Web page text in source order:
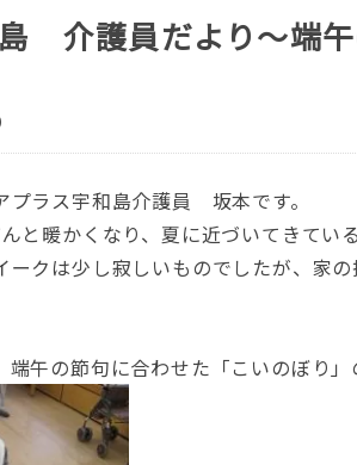
介護員だより～端
プラス宇和島介護員 坂本です。
と暖かくなり、夏に近づいてきて
ークは少し寂しいものでしたが、家
端午の節句に合わせた「こいのぼり